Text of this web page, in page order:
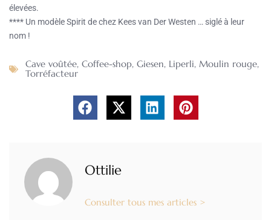
élevées.
**** Un modèle Spirit de chez Kees van Der Westen … siglé à leur
nom !
Cave voûtée, Coffee-shop, Giesen, Liperli, Moulin rouge,
Torréfacteur
Ottilie
Consulter tous mes articles >